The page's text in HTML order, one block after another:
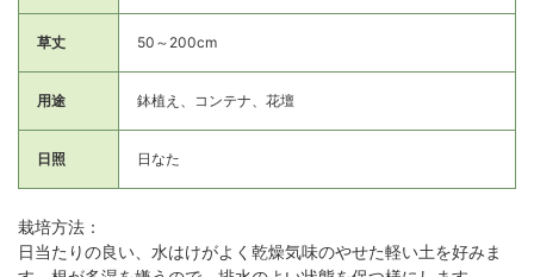
草丈 50～200cm
用途 鉢植え、コンテナ、花壇
日照 日なた
栽培方法：
日当たりの良い、水はけがよく乾燥気味のやせた軽い土を好みま